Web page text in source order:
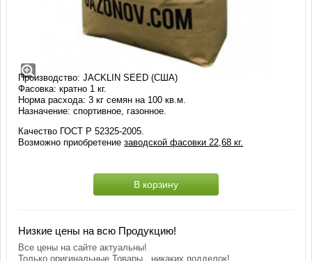
Райграс пастбищный Accent II (1 кг)
Райграс многолетний пастбищный (Perennial ryegrass)
Тёмно-зелёный, плотный травостой.
Сорт: АКЦЕНТ 2 (ACCENT II)
Производство: JACKLIN SEED (США)
Фасовка: кратно 1 кг.
Норма расхода: 3 кг семян на 100 кв.м.
Назначение: спортивное, газонное.
Качество ГОСТ Р 52325-2005.
Возможно приобретениезаводской фасовки 22,68 кг.
В корзину
Низкие цены на всю Продукцию!
Все цены на сайте актуальны!
Только оригинальные Товары , никаких подделок!